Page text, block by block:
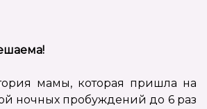
мамы, которая пришла на
ночных пробуждений до 6 раз